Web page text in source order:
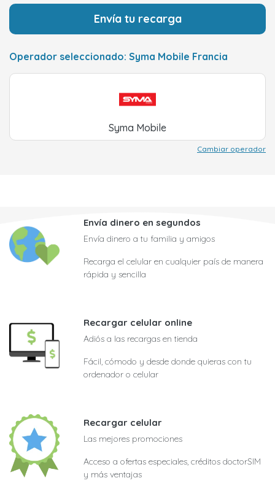
Envía tu recarga
Operador seleccionado: Syma Mobile Francia
Syma Mobile
Cambiar operador
Envía dinero en segundos
Envía dinero a tu familia y amigos
Recarga el celular en cualquier país de manera
rápida y sencilla
Recargar celular online
Adiós a las recargas en tienda
Fácil, cómodo y desde donde quieras con tu
ordenador o celular
Recargar celular
Las mejores promociones
Acceso a ofertas especiales, créditos doctorSIM
y más ventajas